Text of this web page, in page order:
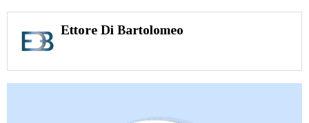
Ettore Di Bartolomeo